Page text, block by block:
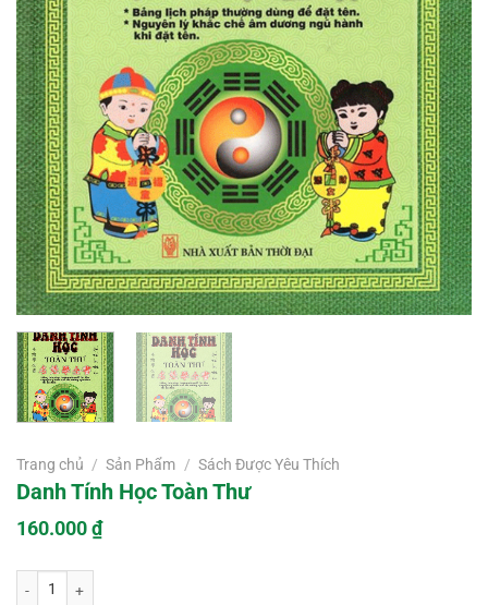
Trang chủ / Sản Phẩm / Sách Được Yêu Thích
Danh Tính Học Toàn Thư
160.000₫